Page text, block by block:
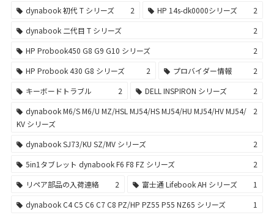
dynabook 初代 T シリーズ
2 HP 14s-dk0000シリーズ
2
dynabook 二代目 T シリーズ
2
HP Probook450 G8 G9 G10 シリーズ
2
HP Probook 430 G8 シリーズ
2 プロバイダー情報
2
キーボードトラブル
2 DELL INSPIRON シリーズ
2
dynabook M6/S M6/U MZ/HSL MJ54/HS MJ54/HU MJ54/HV MJ54/
KV シリーズ
2
dynabook SJ73/KU SZ/MV シリーズ
2
5in1タブレット dynabook F6 F8 FZ シリーズ
2
リペア部品の入荷連絡
2 富士通 Lifebook AH シリーズ
1
dynabook C4 C5 C6 C7 C8 PZ/HP PZ55 P55 NZ65 シリーズ
1